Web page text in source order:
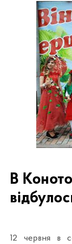
В
12 червня в селі Малий Самбір Конотопського